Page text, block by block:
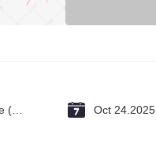
Oct 24.2025